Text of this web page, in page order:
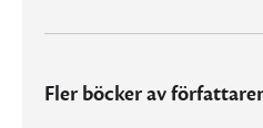
Fler böcker av